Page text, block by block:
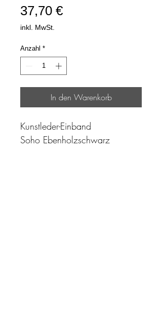
37,70 €Preis
inkl. MwSt.
Anzahl *
In den Warenkorb
Kunstleder-Einband
Soho Ebenholzschwarz